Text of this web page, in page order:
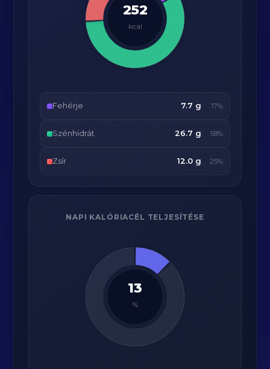
252
kcal
Fehérje 7.7 g 17%
Szénhidrát 26.7 g 58%
Zsír 12.0 g 25%
NAPI KALÓRIACÉL TELJESÍTÉSE
13
%